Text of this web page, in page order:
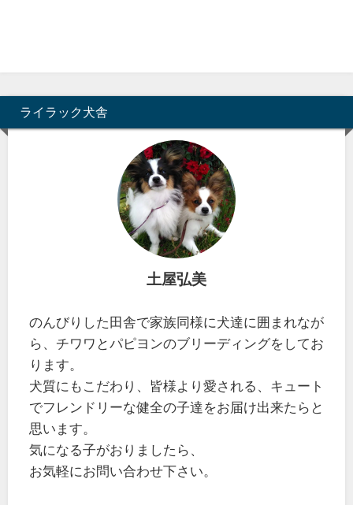
ライラック犬舎
土屋弘美
のんびりした田舎で家族同様に犬達に囲まれなが
ら、チワワとパピヨンのブリーディングをしてお
ります。
犬質にもこだわり、皆様より愛される、キュート
でフレンドリーな健全の子達をお届け出来たらと
思います。
気になる子がおりましたら、
お気軽にお問い合わせ下さい。